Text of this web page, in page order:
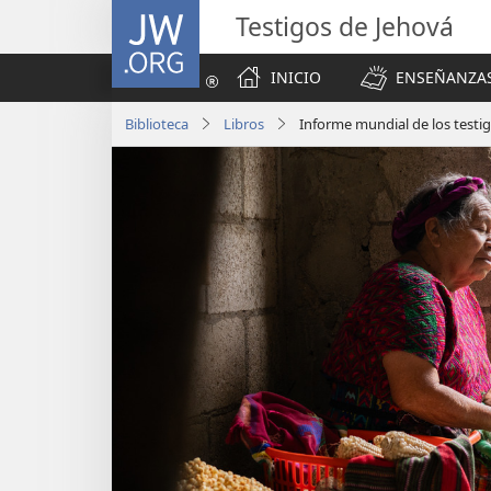
JW.ORG Testigos de Jehová
INICIO
Biblioteca Libros Informe mundial de los